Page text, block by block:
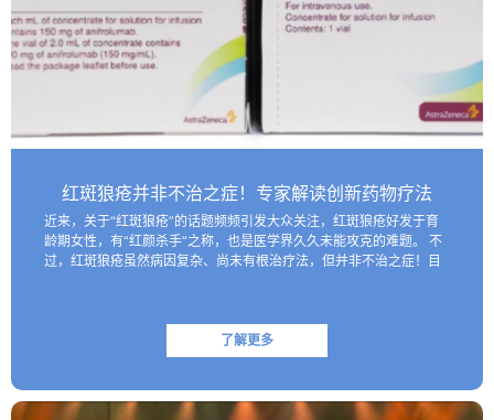
红斑狼疮并非不治之症！专家解读创新药物疗法
近来，关于“红斑狼疮”的话题频频引发大众关注，红斑狼疮好发于育
龄期女性，有“红颜杀手”之称，也是医学界久久未能攻克的难题。 不
过，红斑狼疮虽然病因复杂、尚未有根治疗法，但并非不治之症！目
了解更多